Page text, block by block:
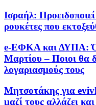
Ισραήλ:
ρουκέτες που
e-ΕΦΚΑ και ΔΥΠΑ:
Μαρτίου – Ποιοι θα
λογαριασμούς τους
Μητσοτάκης για
μαζί τους αλλάζει